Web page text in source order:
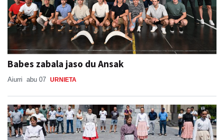
Babes zabala jaso du Ansak
Aiurri abu 07 URNIETA